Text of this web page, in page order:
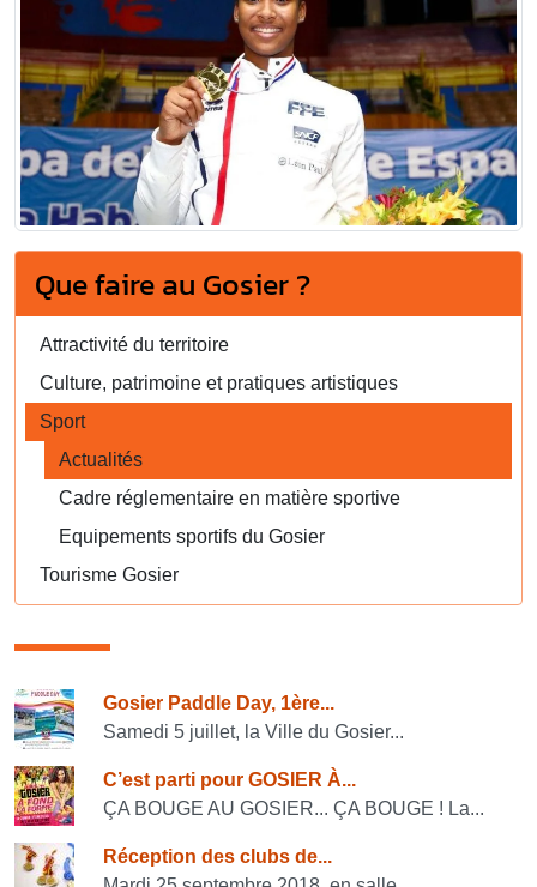
Que faire au Gosier ?
Attractivité du territoire
Culture, patrimoine et pratiques artistiques
Sport
Actualités
Cadre réglementaire en matière sportive
Equipements sportifs du Gosier
Tourisme Gosier
Consulter également
Gosier Paddle Day, 1ère...
Samedi 5 juillet, la Ville du Gosier...
C’est parti pour GOSIER À...
ÇA BOUGE AU GOSIER... ÇA BOUGE ! La...
Réception des clubs de...